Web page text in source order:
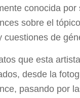
conocida por
sobre el
cuestiones de
que esta
desde la
pasando por